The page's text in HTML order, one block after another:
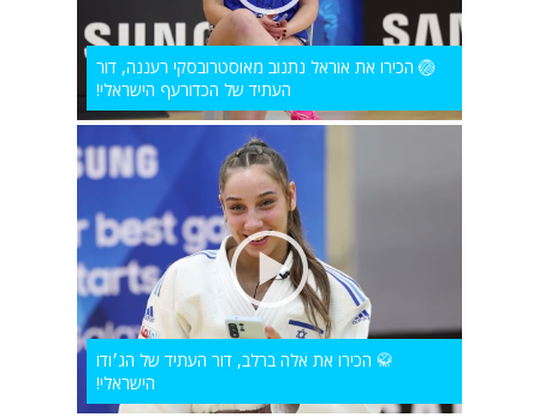
🏐 הכירו את אוראל נתנוב מאוסטרובסקי רעננה, דור
העתיד של הכדורעף הישראלי!
🥋 הכירו את אלה ברלב, דור העתיד של הג׳ודו
הישראלי!